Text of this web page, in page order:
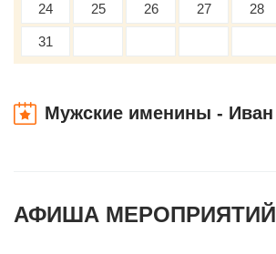
24 25 26 27 28
31
Мужские именины - Иван
АФИША